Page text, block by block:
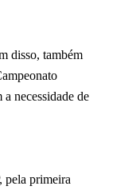
disso, também
necessidade de
pela primeira